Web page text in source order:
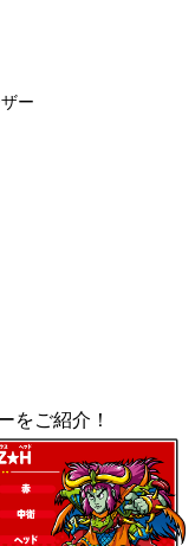
ー
をご紹介！